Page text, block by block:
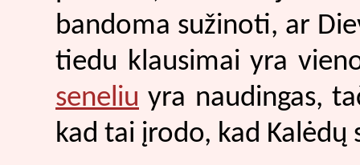
bandoma sužinoti, ar
tiedu klausimai yra
seneliu yra naudingas,
kad tai įrodo, kad Kalėdų